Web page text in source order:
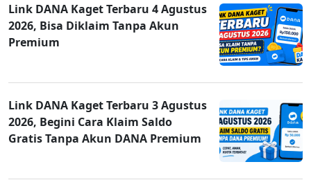
Link DANA Kaget Terbaru 4 Agustus
2026, Bisa Diklaim Tanpa Akun
Premium
Link DANA Kaget Terbaru 3 Agustus
2026, Begini Cara Klaim Saldo
Gratis Tanpa Akun DANA Premium